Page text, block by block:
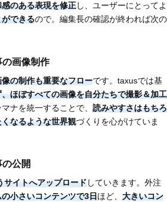
のある表現を修正し、ユーザーにとってよ
できるので。編集長の確認が終われば次の
の画像制作
像の制作も重要なフローです。taxusでは基
ほぼすべての画像を自分たちで撮影＆加工
ナを統一することで、 読みやすさはもちろ
なるような世界観づくりを心がけていま
公開
サイトへアップロードしていきます。外注
小さいコンテンツで3日ほど、 大きいコン